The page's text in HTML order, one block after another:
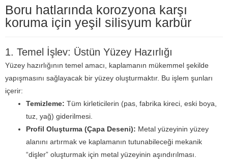
Boru hatlarında korozyona karşı
koruma için yeşil silisyum karbür
1. Temel İşlev: Üstün Yüzey Hazırlığı
Yüzey hazırlığının temel amacı, kaplamanın mükemmel şekilde
yapışmasını sağlayacak bir yüzey oluşturmaktır. Bu işlem şunları
içerir:
Temizleme: Tüm kirleticilerin (pas, fabrika kireci, eski boya,
tuz, yağ) giderilmesi.
Profil Oluşturma (Çapa Deseni): Metal yüzeyinin yüzey
alanını artırmak ve kaplamanın tutunabileceği mekanik
“dişler” oluşturmak için metal yüzeyinin aşındırılması.